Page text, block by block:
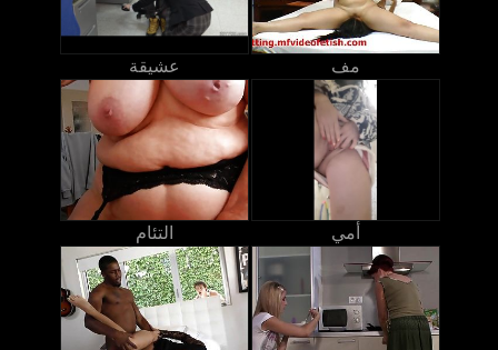
عشيقة مف
التئام أمي